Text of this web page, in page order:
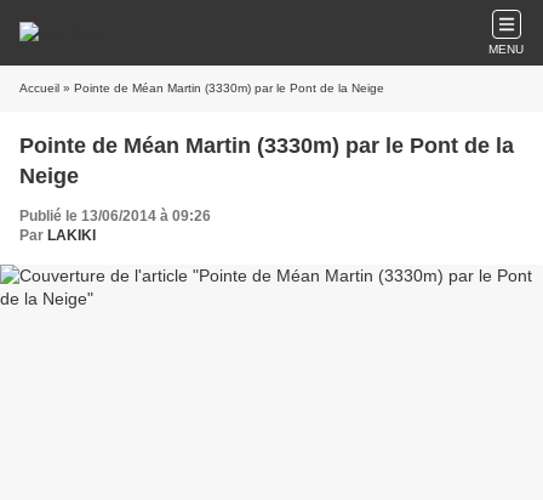
MENU
Accueil » Pointe de Méan Martin (3330m) par le Pont de la Neige
Pointe de Méan Martin (3330m) par le Pont de la
Neige
Publié le 13/06/2014 à 09:26
Par LAKIKI